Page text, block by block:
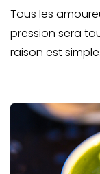
Tous les
pression sera
raison est